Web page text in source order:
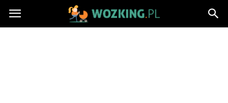
http://wozking.pl